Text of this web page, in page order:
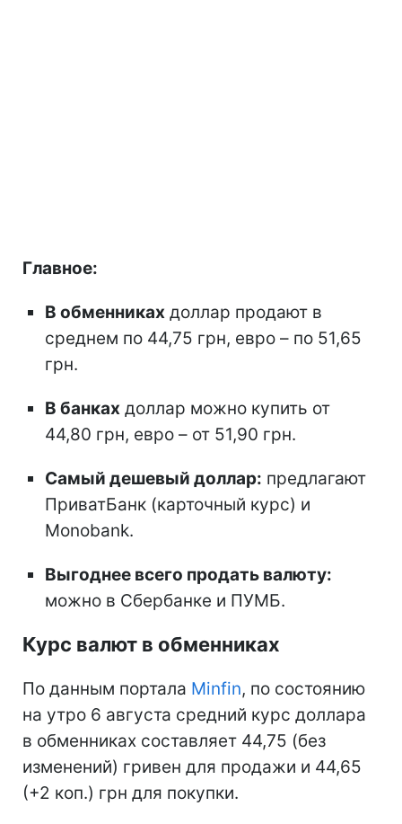
Главное:
В обменниках доллар продают в
среднем по 44,75 грн, евро – по 51,65
грн.
В банках доллар можно купить от
44,80 грн, евро – от 51,90 грн.
Самый дешевый доллар: предлагают
ПриватБанк (карточный курс) и
Monobank.
Выгоднее всего продать валюту:
можно в Сбербанке и ПУМБ.
Курс валют в обменниках
По данным портала Minfin, по состоянию
на утро 6 августа средний курс доллара
в обменниках составляет 44,75 (без
изменений) гривен для продажи и 44,65
(+2 коп.) грн для покупки.